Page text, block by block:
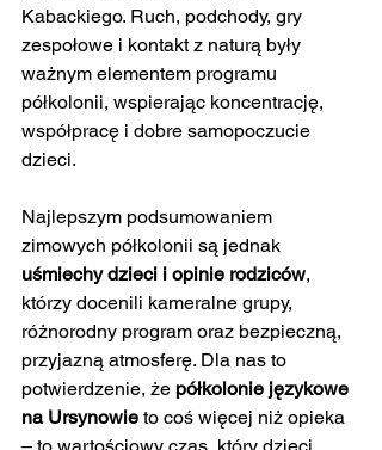
Kabackiego. Ruch, podchody, gry
zespołowe i kontakt z naturą były
ważnym elementem programu
półkolonii, wspierając koncentrację,
współpracę i dobre samopoczucie
dzieci.
Najlepszym podsumowaniem
zimowych półkolonii są jednak
uśmiechy dzieci i opinie rodziców,
którzy docenili kameralne grupy,
różnorodny program oraz bezpieczną,
przyjazną atmosferę. Dla nas to
potwierdzenie, że półkolonie językowe
na Ursynowie to coś więcej niż opieka